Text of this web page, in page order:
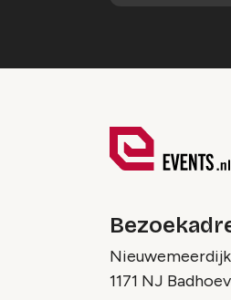
Nieuwemeerdijk
1171 NJ